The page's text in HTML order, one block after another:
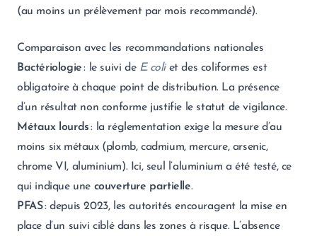
(au moins un prélèvement par mois recommandé).
Comparaison avec les recommandations nationales
Bactériologie: le suivi de E. coliet des coliformes est
obligatoire à chaque point de distribution. La présence
d’un résultat non conforme justifie le statut de vigilance.
Métaux lourds: la réglementation exige la mesure d’au
moins six métaux (plomb, cadmium, mercure, arsenic,
chrome VI, aluminium). Ici, seul l’aluminium a été testé, ce
qui indique une couverture partielle.
PFAS: depuis 2023, les autorités encouragent la mise en
place d’un suivi ciblé dans les zones à risque. L’absence